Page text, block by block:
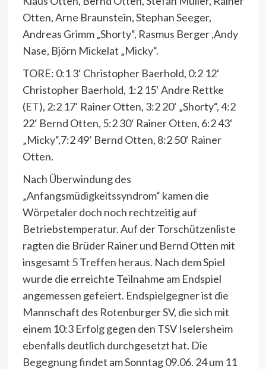
Otten, Arne Braunstein, Stephan Seeger,
Andreas Grimm „Shorty“, Rasmus Berger ,Andy
Nase, Björn Mickelat „Micky“.
TORE: 0:1 3‘ Christopher Baerhold, 0:2 12‘
Christopher Baerhold, 1:2 15‘ Andre Rettke
(ET), 2:2 17‘ Rainer Otten, 3:2 20‘ „Shorty“, 4:2
22‘ Bernd Otten, 5:2 30‘ Rainer Otten, 6:2 43‘
„Micky“,7:2 49‘ Bernd Otten, 8:2 50‘ Rainer
Otten.
Nach Überwindung des
„Anfangsmüdigkeitssyndrom“ kamen die
Wörpetaler doch noch rechtzeitig auf
Betriebstemperatur. Auf der Torschützenliste
ragten die Brüder Rainer und Bernd Otten mit
insgesamt 5 Treffen heraus. Nach dem Spiel
wurde die erreichte Teilnahme am Endspiel
angemessen gefeiert. Endspielgegner ist die
Mannschaft des Rotenburger SV, die sich mit
einem 10:3 Erfolg gegen den TSV Iselersheim
ebenfalls deutlich durchgesetzt hat. Die
Begegnung findet am Sonntag 09.06. 24 um 11